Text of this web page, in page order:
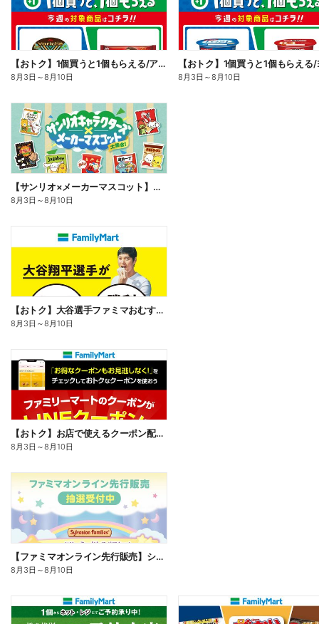
【おトク】1個買うと1個もらえる/アイス
8月3日 ～8月10日 8月3日 ～8月10日
【サンリオ×メーカーマスコット】オリジナルグッズ貰える!
8月3日 ～8月10日
【おトク】大谷選手ファミマおむすび割
8月3日 ～8月10日
【おトク】お店で使えるクーポン配信中
8月3日 ～8月10日
【ファミマオンライン先行販売】シルバニアファミリー
8月3日 ～8月10日